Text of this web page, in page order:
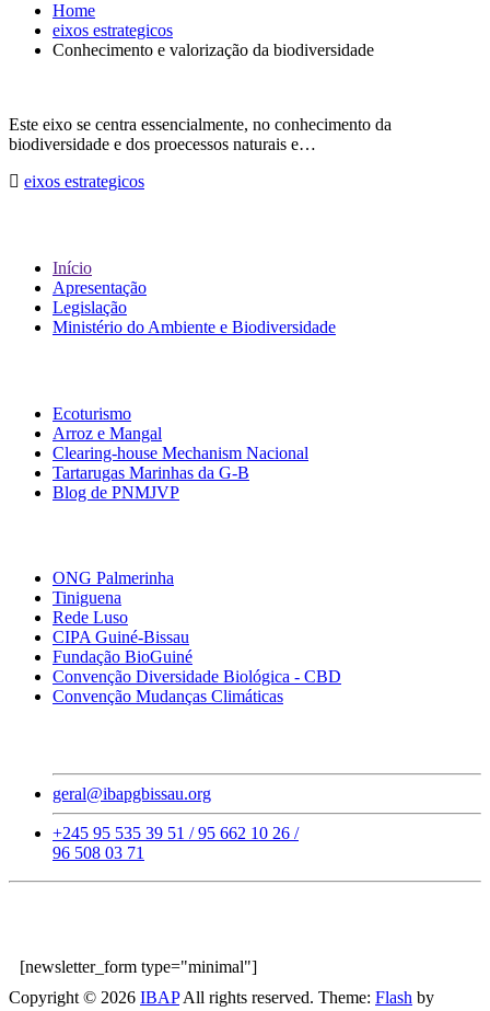
Home
eixos estrategicos
Conhecimento e valorização da biodiversidade
Este eixo se centra essencialmente, no conhecimento da
biodiversidade e dos proecessos naturais e…
eixos estrategicos
Início
Apresentação
Legislação
Ministério do Ambiente e Biodiversidade
Ecoturismo
Arroz e Mangal
Clearing-house Mechanism Nacional
Tartarugas Marinhas da G-B
Blog de PNMJVP
ONG Palmerinha
Tiniguena
Rede Luso
CIPA Guiné-Bissau
Fundação BioGuiné
Convenção Diversidade Biológica - CBD
Convenção Mudanças Climáticas
geral@ibapgbissau.org
+245 95 535 39 51 / 95 662 10 26 /
96 508 03 71
[newsletter_form type="minimal"]
Copyright © 2026 IBAPAll rights reserved. Theme: Flash by